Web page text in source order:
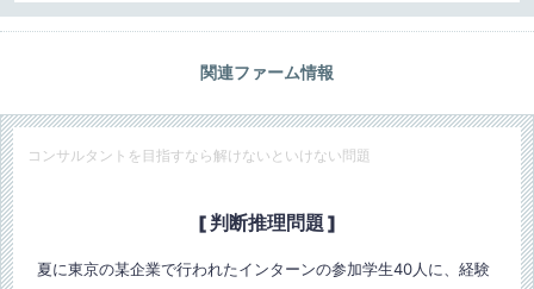
関連ファーム情報
コンサルタントを目指すなら解けないといけない問題
[ 判断推理問題 ]
夏に東京の某企業で行われたインターンの参加学生40人に、経験